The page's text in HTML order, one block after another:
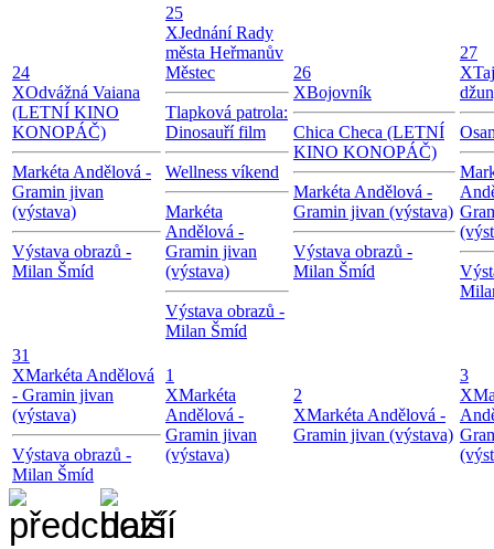
24
XOdvážná Vaiana
(LETNÍ KINO
KONOPÁČ)
Markéta Andělová -
Gramin jivan
(výstava)
Výstava obrazů -
Milan Šmíd
25
XJednání Rady
města Heřmanův
Městec
Tlapková patrola:
Dinosauří film
Wellness víkend
Markéta
Andělová -
Gramin jivan
(výstava)
Výstava obrazů -
Milan Šmíd
26
XBojovník
Chica Checa (LETNÍ
KINO KONOPÁČ)
Markéta Andělová -
Gramin jivan (výstava)
Výstava obrazů -
Milan Šmíd
27
X
31
XMarkéta Andělová
- Gramin jivan
(výstava)
Výstava obrazů -
Milan Šmíd
1
XMarkéta
Andělová -
Gramin jivan
(výstava)
2
XMarkéta Andělová -
Gramin jivan (výstava)
3
X